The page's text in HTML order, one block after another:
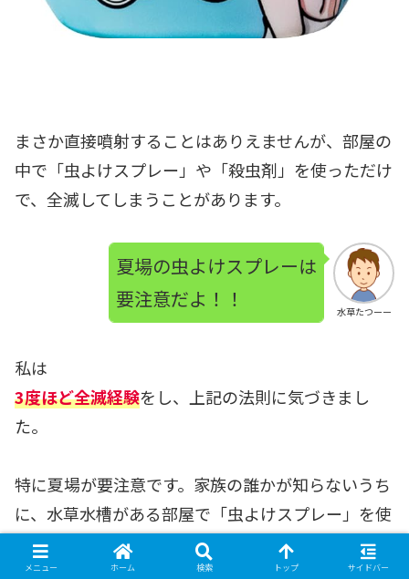
まさか直接噴射することはありえませんが、部屋の
中で「虫よけスプレー」や「殺虫剤」を使っただけ
で、全滅してしまうことがあります。
水草たつーー
夏場の虫よけスプレーは
要注意だよ！！
私は
3度ほど全滅経験をし、上記の法則に気づきまし
た。
特に夏場が要注意です。家族の誰かが知らないうち
に、水草水槽がある部屋で「虫よけスプレー」を使
った瞬間、全滅の危機です。
くれぐれも注意してください。
メニュー ホーム 検索 トップ サイドバー